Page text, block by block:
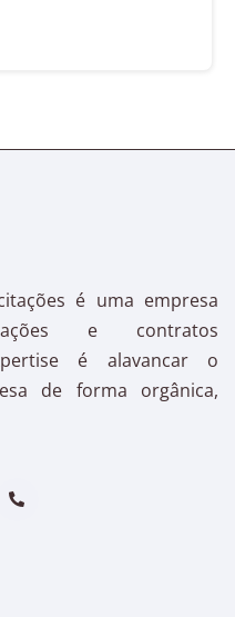
é uma empresa
e contratos
é alavancar o
de forma orgânica,